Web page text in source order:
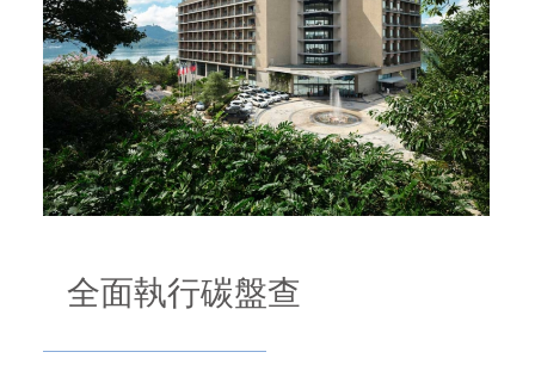
全面執行碳盤查